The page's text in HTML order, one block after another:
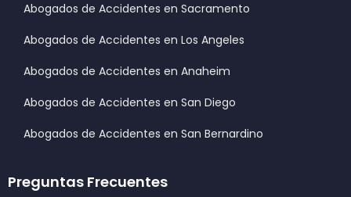
Abogados de Accidentes en Sacramento
Abogados de Accidentes en Los Angeles
Abogados de Accidentes en Anaheim
Abogados de Accidentes en San Diego
Abogados de Accidentes en San Bernardino
Preguntas Frecuentes